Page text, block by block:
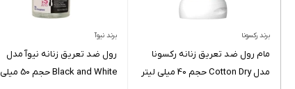
برند رکسونا
مام رول ضد تعریق زنانه رکسونا
مدل Cotton Dry حجم 40 میلی لیتر
برند نیوآ
رول ضد تعریق زنانه نیوآ مدل
Black and White حجم 50 میلی